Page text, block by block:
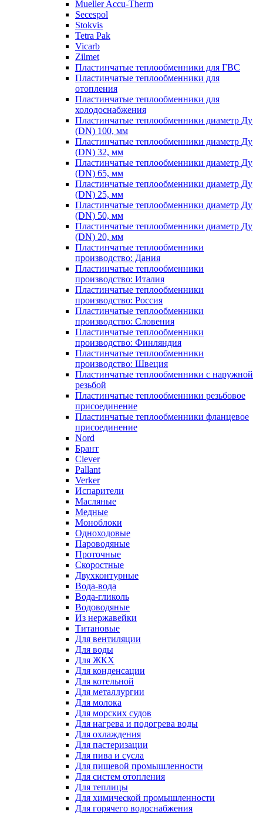
Mueller Accu-Therm
Secespol
Stokvis
Tetra Pak
Vicarb
Zilmet
Пластинчатые теплообменники для ГВС
Пластинчатые теплообменники для
отопления
Пластинчатые теплообменники для
холодоснабжения
Пластинчатые теплообменники диаметр Ду
(DN) 100, мм
Пластинчатые теплообменники диаметр Ду
(DN) 32, мм
Пластинчатые теплообменники диаметр Ду
(DN) 65, мм
Пластинчатые теплообменники диаметр Ду
(DN) 25, мм
Пластинчатые теплообменники диаметр Ду
(DN) 50, мм
Пластинчатые теплообменники диаметр Ду
(DN) 20, мм
Пластинчатые теплообменники
производство: Дания
Пластинчатые теплообменники
производство: Италия
Пластинчатые теплообменники
производство: Россия
Пластинчатые теплообменники
производство: Словения
Пластинчатые теплообменники
производство: Финляндия
Пластинчатые теплообменники
производство: Швеция
Пластинчатые теплообменники с наружной
резьбой
Пластинчатые теплообменники резьбовое
присоединение
Пластинчатые теплообменники фланцевое
присоединение
Nord
Брант
Clever
Pallant
Verker
Испарители
Масляные
Медные
Моноблоки
Одноходовые
Пароводяные
Проточные
Скоростные
Двухконтурные
Вода-вода
Вода-гликоль
Водоводяные
Из нержавейки
Титановые
Для вентиляции
Для воды
Для ЖКХ
Для конденсации
Для котельной
Для металлургии
Для молока
Для морских судов
Для нагрева и подогрева воды
Для охлаждения
Для пастеризации
Для пива и сусла
Для пищевой промышленности
Для систем отопления
Для теплицы
Для химической промышленности
Для горячего водоснабжения